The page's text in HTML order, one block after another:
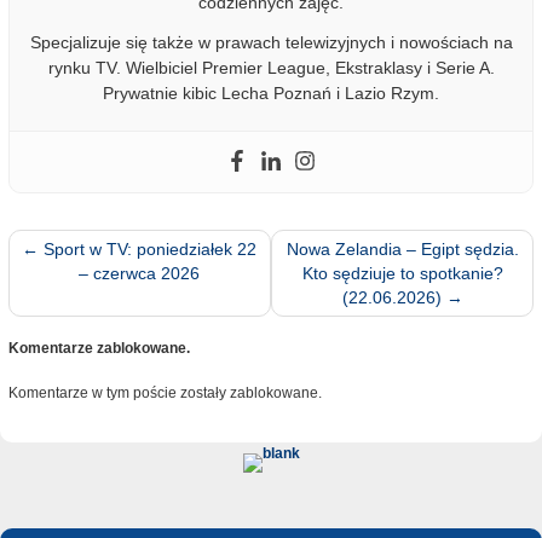
Specjalizuje się także w prawach telewizyjnych i nowościach na
rynku TV. Wielbiciel Premier League, Ekstraklasy i Serie A.
Prywatnie kibic Lecha Poznań i Lazio Rzym.
← Sport w TV: poniedziałek 22
– czerwca 2026
Nowa Zelandia – Egipt sędzia.
Kto sędziuje to spotkanie?
(22.06.2026) →
Komentarze zablokowane.
Komentarze w tym poście zostały zablokowane.